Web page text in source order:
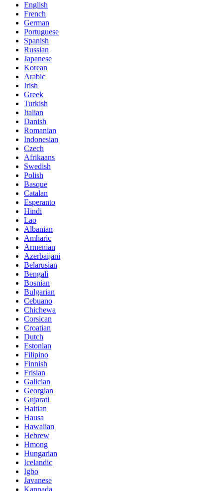
English
French
German
Portuguese
Spanish
Russian
Japanese
Korean
Arabic
Irish
Greek
Turkish
Italian
Danish
Romanian
Indonesian
Czech
Afrikaans
Swedish
Polish
Basque
Catalan
Esperanto
Hindi
Lao
Albanian
Amharic
Armenian
Azerbaijani
Belarusian
Bengali
Bosnian
Bulgarian
Cebuano
Chichewa
Corsican
Croatian
Dutch
Estonian
Filipino
Finnish
Frisian
Galician
Georgian
Gujarati
Haitian
Hausa
Hawaiian
Hebrew
Hmong
Hungarian
Icelandic
Igbo
Javanese
Kannada